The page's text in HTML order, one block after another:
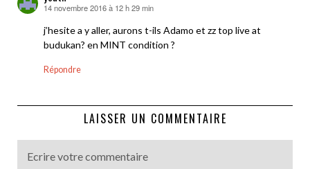
dit :
14 novembre 2016 à 12 h 29 min
j’hesite a y aller, aurons t-ils Adamo et zz top live at
budukan? en MINT condition ?
Répondre
LAISSER UN COMMENTAIRE